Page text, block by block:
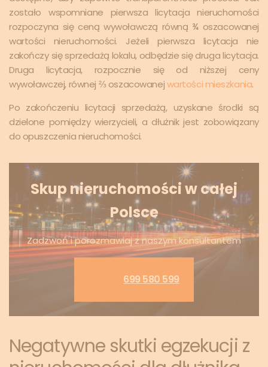
zostało wspomniane pierwsza licytacja nieruchomości
rozpoczyna się ceną wywoławczą równą ¾ oszacowanej
wartości nieruchomości. Jeżeli pierwsza licytacja nie
zakończy się sprzedażą lokalu, odbędzie się druga licytacja.
Druga licytacja, rozpocznie się od niższej ceny
wywoławczej, równej ⅔ oszacowanejwartości mieszkania.
Po zakończeniu licytacji sprzedażą, uzyskane środki są
dzielone pomiędzy wierzycieli, a dłużnik jest zobowiązany
do opuszczenia nieruchomości.
Skup nieruchomości w całej
Polsce
Zadzwoń i porozmawiaj z naszym konsultantem
699 580 599
Negatywne skutki egzekucji z